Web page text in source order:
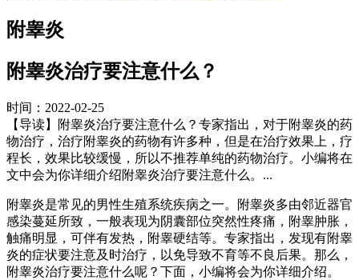
附睾炎
附睾炎治疗要注意什么？
时间：2022-02-25
【导读】附睾炎治疗要注意什么？专家指出，对于附睾炎的药
物治疗，治疗附睾炎的药物有许多种，但是在治疗效果上，疗
程长，效果比较缓慢，所以不推荐单纯的药物治疗。小编将在
文中会为你详细介绍附睾炎治疗要注意什么。...
附睾炎是常见的男性生殖系统疾病之一。附睾炎多由邻近器官
感染蔓延所致，一般表现为阴囊部位突然性疼痛，附睾肿胀，
触痛明显，可伴有发热，附睾硬结等。专家指出，发现有附睾
炎的症状要注意及时治疗，以免导致不育等不良后果。那么，
附睾炎治疗要注意什么呢？下面，小编将会为你详细介绍。